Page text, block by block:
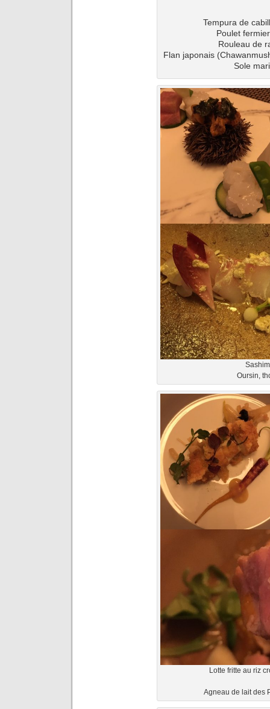
Tempura de
Poulet
Rouleau de
Flan japonais
Sole
Oursin,
Lotte fritte au riz
Agneau de lait des